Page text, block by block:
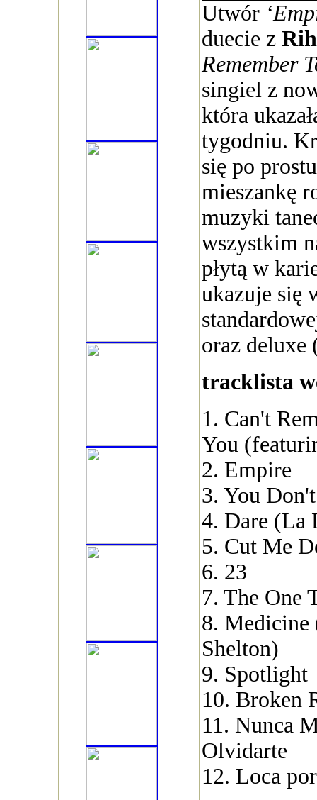
Utwór
duecie z
Remember
singiel z
która
tygodniu.
się po
mieszankę
muzyki
wszystkim
płytą w
ukazuje się
oraz deluxe
tracklista
1. Can't
You
2. Empire
3. You
4. Dare (La
5. Cut Me
6. 23
7. The One
8. Medicine
Shelton)
9. Spotlight
10. Broken
11. Nunca
Olvidarte
12. Loca